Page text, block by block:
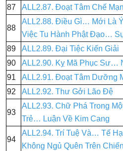
87
ALL2.87. Đoạt Tâm Chế
88
ALL2.88. Điều Gì… Mới Là
Việc Tu Hành Phật Đạo…
89
ALL2.89. Đại Tiệc Kiến Giải
90
ALL2.90. Kỵ Mã Phục Sư…
91
ALL2.91. Đoạt Tâm Dưỡng
92
ALL2.92. Thư Gởi Lão Đệ
93
ALL2.93. Chữ Phá Trong
Trẻ… Luận Về Kim Cang
94
ALL2.94. Trí Tuệ Và… Tế
Không Ngủ Quên Trên